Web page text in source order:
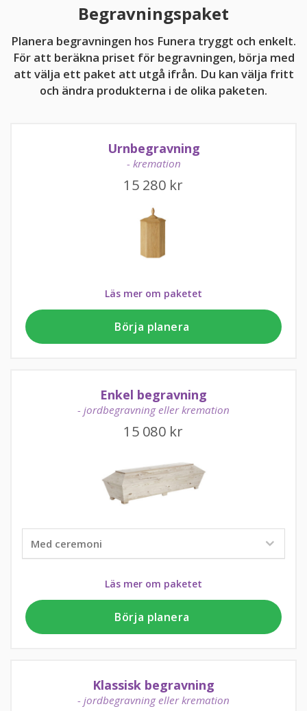
11:00 - 15:00
kundtjanst@funera.se
Begravningspaket
Planera begravningen hos Funera tryggt och enkelt.
För att beräkna priset för begravningen, börja med
att välja ett paket att utgå ifrån. Du kan välja fritt
och ändra produkterna i de olika paketen.
Urnbegravning
- kremation
15 280 kr
Läs mer om paketet
Börja planera
Enkel begravning
- jordbegravning eller kremation
15 080 kr
Läs mer om paketet
Börja planera
Klassisk begravning
- jordbegravning eller kremation